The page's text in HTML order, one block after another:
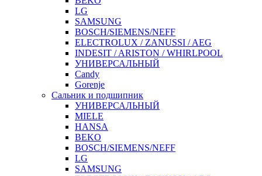
LG
SAMSUNG
BOSCH/SIEMENS/NEFF
ELECTROLUX / ZANUSSI / AEG
INDESIT / ARISTON / WHIRLPOOL
УНИВЕРСАЛЬНЫЙ
Candy
Gorenje
Сальник и подшипник
УНИВЕРСАЛЬНЫЙ
MIELE
HANSA
BEKO
BOSCH/SIEMENS/NEFF
LG
SAMSUNG